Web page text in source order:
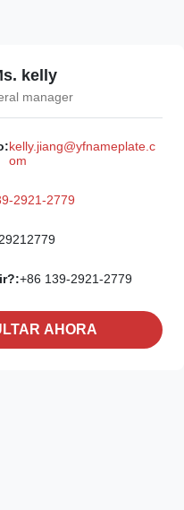
kelly
manager
kelly.jiang@yfnameplate.c
om
2921-2779
+86 139-2921-2779
AHORA